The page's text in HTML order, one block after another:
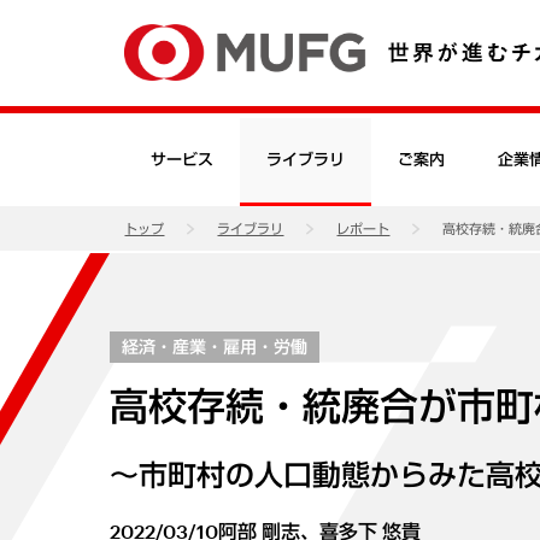
サービス ライブラリ ご案内 企業
トップ ライブラリ レポート 高校存続・統
経済・産業・雇用・労働
高校存続・統廃合が市
～市町村の人口動態からみた高
2022/03/10阿部 剛志、喜多下 悠貴